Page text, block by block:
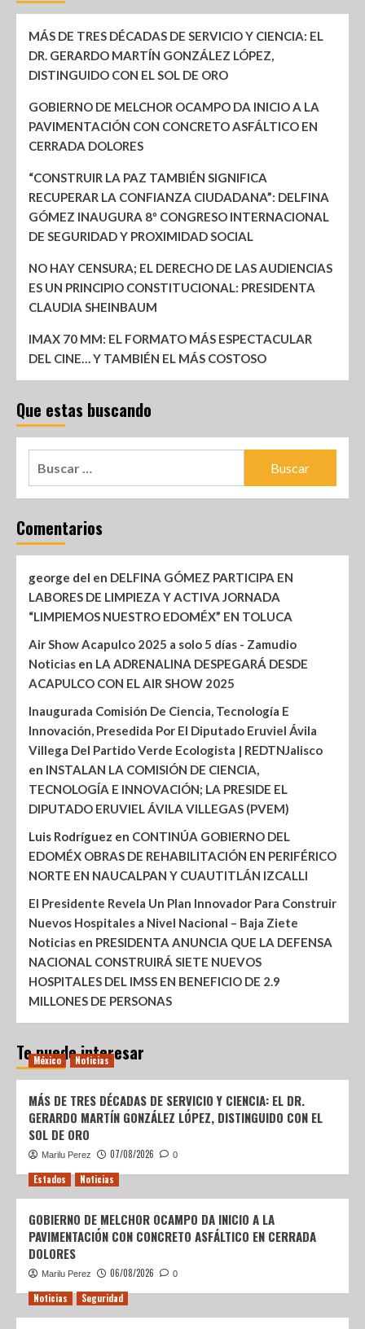
MÁS DE TRES DÉCADAS DE SERVICIO Y CIENCIA: EL
DR. GERARDO MARTÍN GONZÁLEZ LÓPEZ,
DISTINGUIDO CON EL SOL DE ORO
GOBIERNO DE MELCHOR OCAMPO DA INICIO A LA
PAVIMENTACIÓN CON CONCRETO ASFÁLTICO EN
CERRADA DOLORES
“CONSTRUIR LA PAZ TAMBIÉN SIGNIFICA
RECUPERAR LA CONFIANZA CIUDADANA”: DELFINA
GÓMEZ INAUGURA 8º CONGRESO INTERNACIONAL
DE SEGURIDAD Y PROXIMIDAD SOCIAL
NO HAY CENSURA; EL DERECHO DE LAS AUDIENCIAS
ES UN PRINCIPIO CONSTITUCIONAL: PRESIDENTA
CLAUDIA SHEINBAUM
IMAX 70 MM: EL FORMATO MÁS ESPECTACULAR
DEL CINE… Y TAMBIÉN EL MÁS COSTOSO
Que estas buscando
Comentarios
george del en DELFINA GÓMEZ PARTICIPA EN
LABORES DE LIMPIEZA Y ACTIVA JORNADA
“LIMPIEMOS NUESTRO EDOMÉX” EN TOLUCA
Air Show Acapulco 2025 a solo 5 días - Zamudio
Noticias en LA ADRENALINA DESPEGARÁ DESDE
ACAPULCO CON EL AIR SHOW 2025
Inaugurada Comisión De Ciencia, Tecnología E
Innovación, Presedida Por El Diputado Eruviel Ávila
Villega Del Partido Verde Ecologista | REDTNJalisco
en INSTALAN LA COMISIÓN DE CIENCIA,
TECNOLOGÍA E INNOVACIÓN; LA PRESIDE EL
DIPUTADO ERUVIEL ÁVILA VILLEGAS (PVEM)
Luis Rodríguez en CONTINÚA GOBIERNO DEL
EDOMÉX OBRAS DE REHABILITACIÓN EN PERIFÉRICO
NORTE EN NAUCALPAN Y CUAUTITLÁN IZCALLI
El Presidente Revela Un Plan Innovador Para Construir
Nuevos Hospitales a Nivel Nacional – Baja Ziete
Noticias en PRESIDENTA ANUNCIA QUE LA DEFENSA
NACIONAL CONSTRUIRÁ SIETE NUEVOS
HOSPITALES DEL IMSS EN BENEFICIO DE 2.9
MILLONES DE PERSONAS
Te puede interesar
México Noticias
MÁS DE TRES DÉCADAS DE SERVICIO Y CIENCIA: EL DR.
GERARDO MARTÍN GONZÁLEZ LÓPEZ, DISTINGUIDO CON EL
SOL DE ORO
Marilu Perez 07/08/2026 0
Estados Noticias
GOBIERNO DE MELCHOR OCAMPO DA INICIO A LA
PAVIMENTACIÓN CON CONCRETO ASFÁLTICO EN CERRADA
DOLORES
Marilu Perez 06/08/2026 0
Noticias Seguridad